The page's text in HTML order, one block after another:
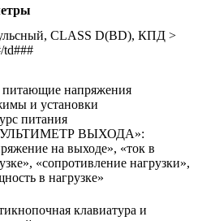
CLASS D(BD), КПД >
td###
питающие напряжения
и установки
питания
ВЫХОДА»:
на выходе», «ток в
«сопротивление нагрузки»,
в нагрузке»
клавиатура и